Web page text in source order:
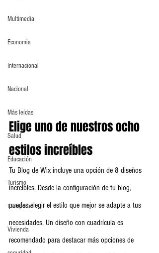
Multimedia
Economia
Internacional
Nacional
Más leídas
Salud
Educación
Turismo
transporte
Vivienda
Elige uno de nuestros ocho
estilos increíbles
Tu Blog de Wix incluye una opción de 8 diseños
increíbles. Desde la configuración de tu blog,
puedes elegir el estilo que mejor se adapte a tus
necesidades. Un diseño con cuadrícula es
recomendado para destacar más opciones de